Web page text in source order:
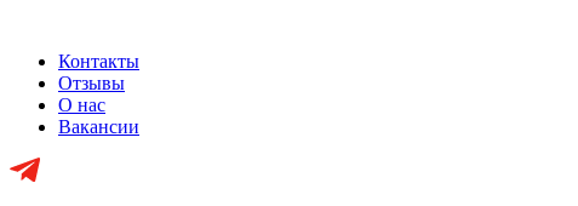
Контакты
Отзывы
О нас
Вакансии